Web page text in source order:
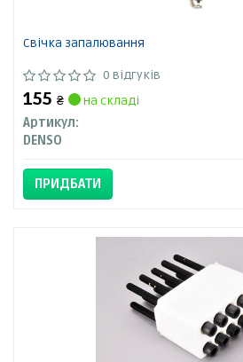
Свічка запалювання
0 відгуків
155 ₴
на складі
Артикул:
DENSO
ПРИДБАТИ